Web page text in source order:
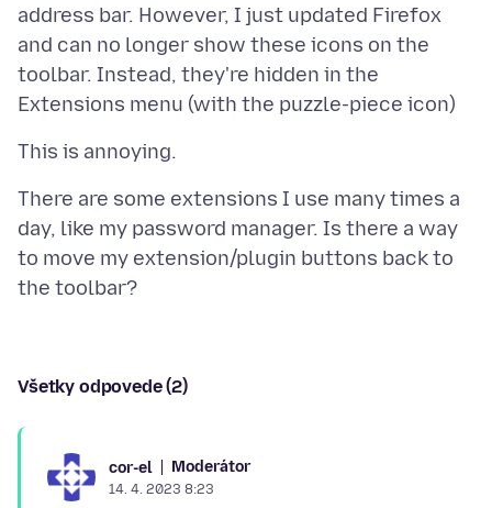
address bar. However, I just updated Firefox
and can no longer show these icons on the
toolbar. Instead, they're hidden in the
There are some extensions I use many times a
day, like my password manager. Is there a way
to move my extension/plugin buttons back to
Všetky odpovede (2)
cor-el Moderátor
14. 4. 2023 8:23